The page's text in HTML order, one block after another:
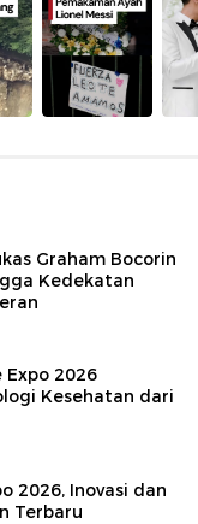
Graham Bocorin
Kedekatan
2026
Kesehatan dari
2026, Inovasi dan
Terbaru